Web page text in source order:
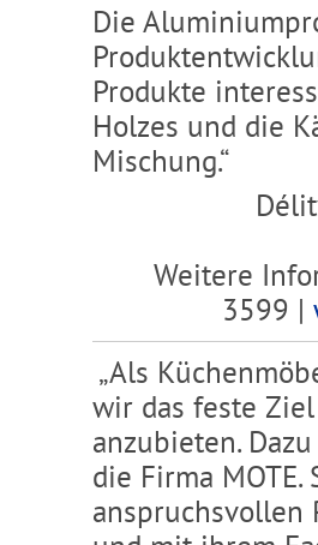
Die
Produkte
Holzes und die
Mischung.“
Weitere
3599 |
„Als
wir das feste
anzubieten.
die Firma
anspruchsvollen